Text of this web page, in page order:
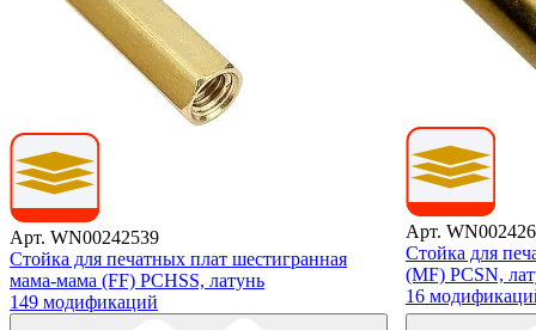
Арт. WN00242539
Стойка для печатных плат шестигранная
мама-мама (FF) PCHSS, латунь
149 модификаций
Арт.
Стойка для
(MF) PCSN,
16